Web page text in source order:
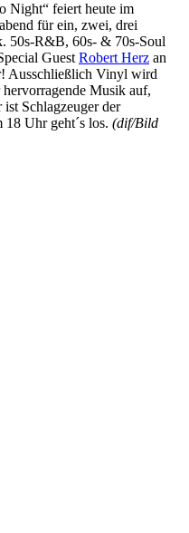
Night“ feiert heute im
für ein, zwei, drei
50s-R&B, 60s- & 70s-Soul
Guest Robert Herz an
Ausschließlich Vinyl wird
Musik auf,
ist Schlagzeuger der
Uhr geht´s los. (dif/Bild